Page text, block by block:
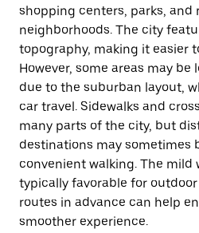
闭
日
历。
shopping centers, parks, and
neighborhoods. The city
topography, making it easier
However, some areas may
due to the suburban layout,
car travel. Sidewalks and
many parts of the city, but
destinations may sometimes
convenient walking. The mild
typically favorable for
routes in advance can help
smoother experience.